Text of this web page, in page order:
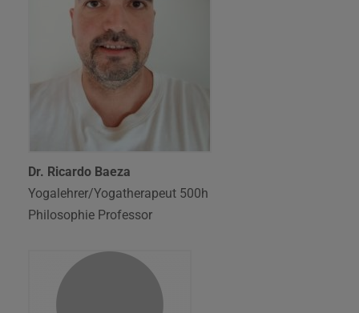
Dr. Ricardo Baeza
Yogalehrer/Yogatherapeut 500h
Philosophie Professor